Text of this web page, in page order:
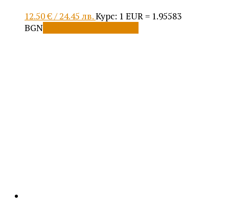
12.50€/ 24.45 лв.Курс: 1 EUR = 1.95583
BGN